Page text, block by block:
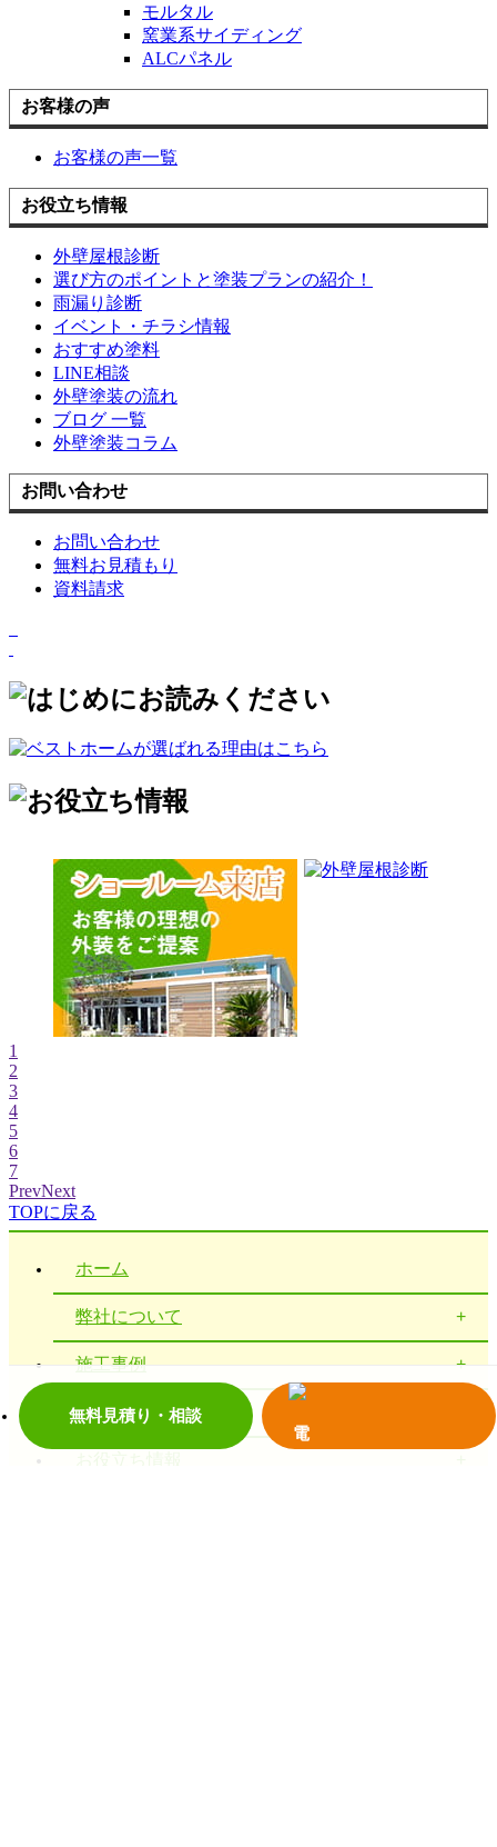
無料見積り・相談
モルタル
窯業系サイディング
ALCパネル
お客様の声
お客様の声一覧
お役立ち情報
外壁屋根診断
選び方のポイントと塗装プランの紹介！
雨漏り診断
イベント・チラシ情報
おすすめ塗料
LINE相談
外壁塗装の流れ
ブログ 一覧
外壁塗装コラム
お問い合わせ
お問い合わせ
無料お見積もり
資料請求
1
2
3
4
5
6
7
PrevNext
TOPに戻る
ホーム
弊社について
施工事例
お客様の声